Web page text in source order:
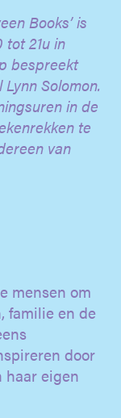
Books’ is
tot 21u in
bespreekt
Lynn Solomon.
in de
te
van
mensen om
familie en de
door
haar eigen